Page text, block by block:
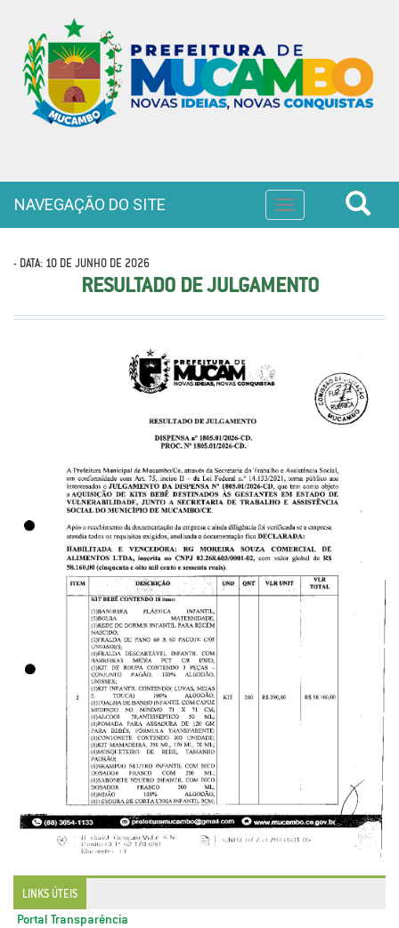
Toggle
navigation
NAVEGAÇÃO DO SITE
- DATA: 10 DE JUNHO DE 2026
RESULTADO DE JULGAMENTO
LINKS ÚTEIS
Portal Transparência